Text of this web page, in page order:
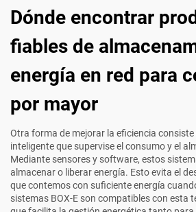
Dónde encontrar
fiables de
energía en red para
por mayor
Otra forma de mejorar la eficiencia
inteligente que supervise el consumo y el
Mediante sensores y software, estos
almacenar o liberar energía. Esto evita el
que contemos con suficiente energía
sistemas BOX-E son compatibles con esta